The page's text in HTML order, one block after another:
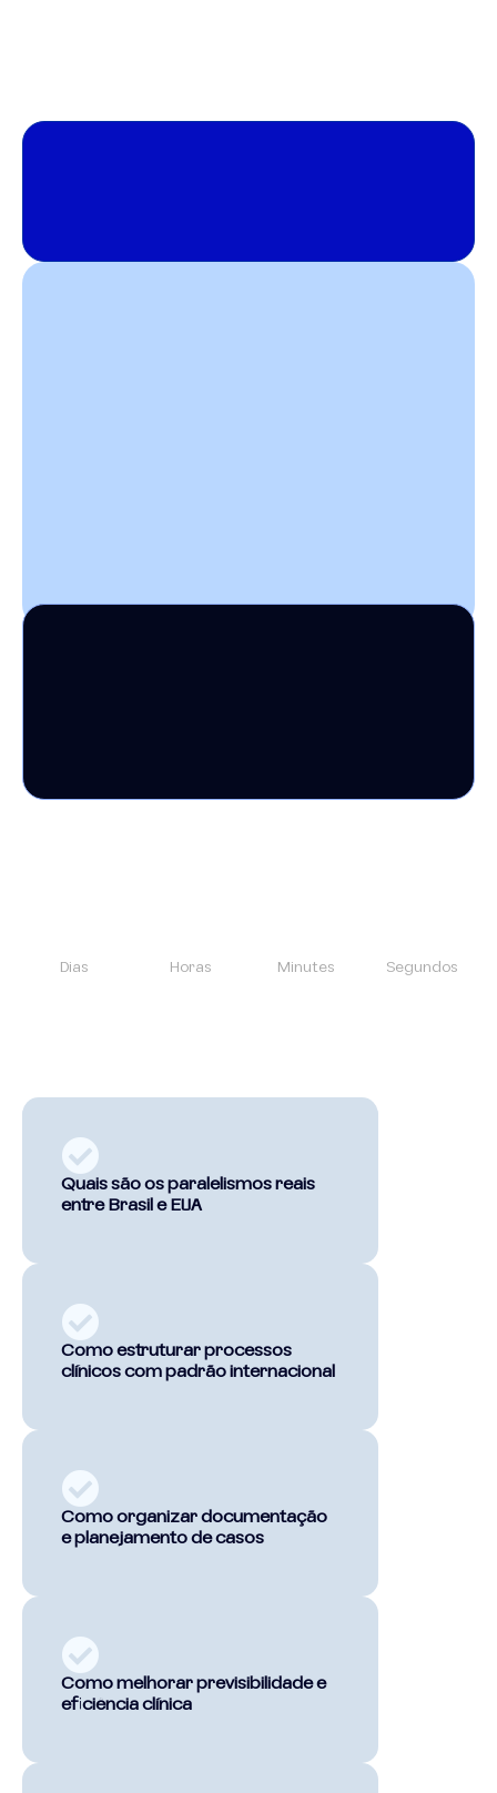
Dias Horas Minutes Segundos
Quais são os paralelismos reais
entre Brasil e EUA
Como estruturar processos
clínicos com padrão internacional
Como organizar documentação
e planejamento de casos
Como melhorar previsibilidade e
eficiência clínica